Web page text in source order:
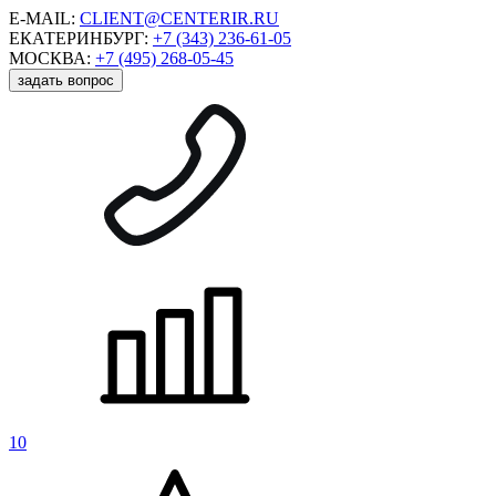
E-MAIL: CLIENT@CENTERIR.RU
ЕКАТЕРИНБУРГ: +7 (343) 236-61-05
МОСКВА: +7 (495) 268-05-45
задать вопрос
10